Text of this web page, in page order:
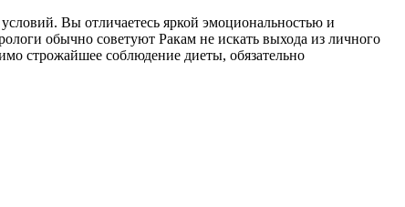
Вы отличаетесь яркой эмоциональностью и
обычно советуют Ракам не искать выхода из личного
строжайшее соблюдение диеты, обязательно